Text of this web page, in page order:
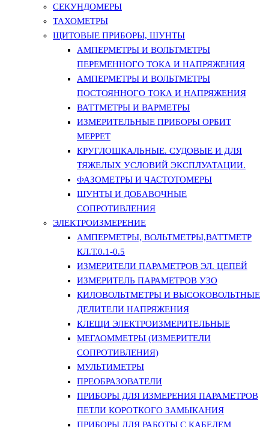
СЕКУНДОМЕРЫ
ТАХОМЕТРЫ
ЩИТОВЫЕ ПРИБОРЫ, ШУНТЫ
АМПЕРМЕТРЫ И ВОЛЬТМЕТРЫ
ПЕРЕМЕННОГО ТОКА И НАПРЯЖЕНИЯ
АМПЕРМЕТРЫ И ВОЛЬТМЕТРЫ
ПОСТОЯННОГО ТОКА И НАПРЯЖЕНИЯ
ВАТТМЕТРЫ И ВАРМЕТРЫ
ИЗМЕРИТЕЛЬНЫЕ ПРИБОРЫ ОРБИТ
МЕРРЕТ
КРУГЛОШКАЛЬНЫЕ. СУДОВЫЕ И ДЛЯ
ТЯЖЕЛЫХ УСЛОВИЙ ЭКСПЛУАТАЦИИ.
ФАЗОМЕТРЫ И ЧАСТОТОМЕРЫ
ШУНТЫ И ДОБАВОЧНЫЕ
СОПРОТИВЛЕНИЯ
ЭЛЕКТРОИЗМЕРЕНИЕ
АМПЕРМЕТРЫ, ВОЛЬТМЕТРЫ,ВАТТМЕТР
КЛ.Т.0.1-0.5
ИЗМЕРИТЕЛИ ПАРАМЕТРОВ ЭЛ. ЦЕПЕЙ
ИЗМЕРИТЕЛЬ ПАРАМЕТРОВ УЗО
КИЛОВОЛЬТМЕТРЫ И ВЫСОКОВОЛЬТНЫЕ
ДЕЛИТЕЛИ НАПРЯЖЕНИЯ
КЛЕЩИ ЭЛЕКТРОИЗМЕРИТЕЛЬНЫЕ
МЕГАОММЕТРЫ (ИЗМЕРИТЕЛИ
СОПРОТИВЛЕНИЯ)
МУЛЬТИМЕТРЫ
ПРЕОБРАЗОВАТЕЛИ
ПРИБОРЫ ДЛЯ ИЗМЕРЕНИЯ ПАРАМЕТРОВ
ПЕТЛИ КОРОТКОГО ЗАМЫКАНИЯ
ПРИБОРЫ ДЛЯ РАБОТЫ С КАБЕЛЕМ